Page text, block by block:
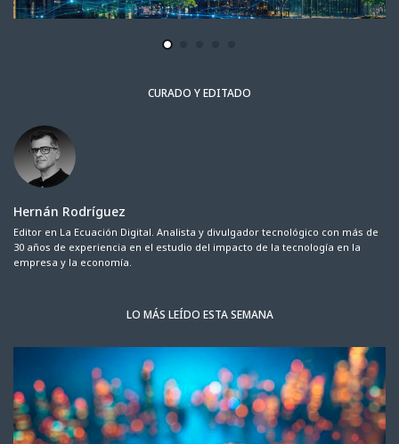
CURADO Y EDITADO
Hernán Rodríguez
Editor en La Ecuación Digital. Analista y divulgador tecnológico con más de
30 años de experiencia en el estudio del impacto de la tecnología en la
empresa y la economía.
LO MÁS LEÍDO ESTA SEMANA